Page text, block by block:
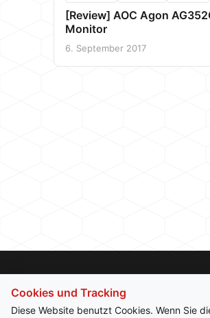
[Review] AOC Agon
Monitor
6. September 2017
Cookies und Tracking
Diese Website benutzt Cookies. Wenn Sie